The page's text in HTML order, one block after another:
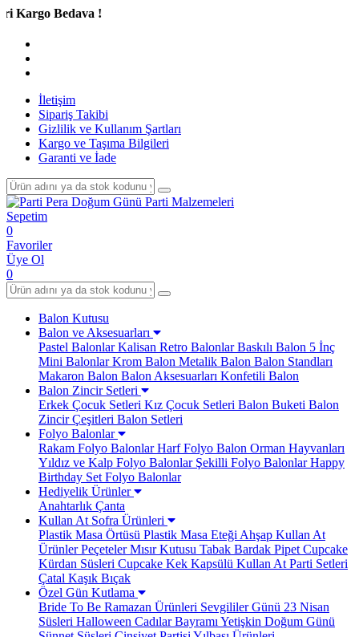
Bedava !
İletişim
Sipariş Takibi
Gizlilik ve Kullanım Şartları
Kargo ve Taşıma Bilgileri
Garanti ve İade
Sepetim
0
Favoriler
Üye Ol
0
Balon Kutusu
Balon ve Aksesuarları
Pastel BalonlarKalisan Retro BalonlarBaskılı Balon 5 İnç
Mini BalonlarKrom Balon Metalik Balon Balon Standları
Makaron Balon Balon Aksesuarları Konfetili Balon
Balon Zincir Setleri
Erkek Çocuk Setleri Kız Çocuk Setleri Balon Buketi Balon
Zincir Çeşitleri Balon Setleri
Folyo Balonlar
Rakam Folyo BalonlarHarf Folyo Balon Orman Hayvanları
Yıldız ve Kalp Folyo BalonlarŞekilli Folyo BalonlarHappy
Birthday Set Folyo Balonlar
Hediyelik Ürünler
Anahtarlık Çanta
Kullan At Sofra Ürünleri
Plastik Masa Örtüsü Plastik Masa Eteği Ahşap Kullan At
ÜrünlerPeçetelerMısır Kutusu Tabak Bardak Pipet Cupcake
Kürdan Süsleri Cupcake Kek Kapsülü Kullan At Parti Setleri
Çatal Kaşık Bıçak
Özel Gün Kutlama
Bride To Be Ramazan Ürünleri Sevgililer Günü 23 Nisan
Süsleri Halloween Cadılar Bayramı Yetişkin Doğum Günü